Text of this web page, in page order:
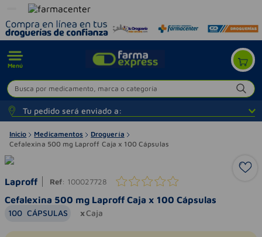
Menú
Busca por medicamento, marca o categoría
Tu pedido será enviado a:
Inicio Medicamentos
Droguería
Cefalexina 500 mg Laproff Caja x 100 Cápsulas
Laproff Ref: 100027728
Cefalexina 500 mg Laproff Caja x 100 Cápsulas
100 CÁPSULAS Caja